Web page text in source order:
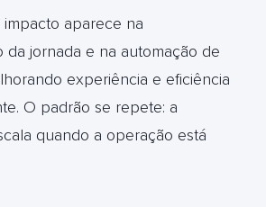
aparece na
da jornada e na automação de
experiência e eficiência
O padrão se repete: a
quando a operação está